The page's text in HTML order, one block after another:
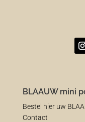
BLAAUW mini
Bestel hier uw
Contact